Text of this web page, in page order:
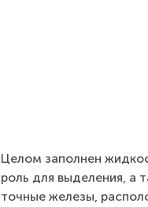
Целом за­пол­нен
роль для вы­де­ле­ния, а
точ­ные же­ле­зы,